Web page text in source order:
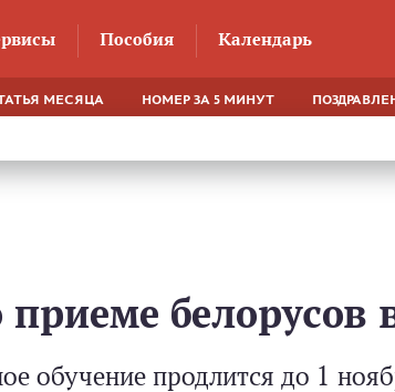
Пособия Календарь
МЕСЯЦА НОМЕР ЗА 5 МИНУТ
белорусов
обучение продлится до 1